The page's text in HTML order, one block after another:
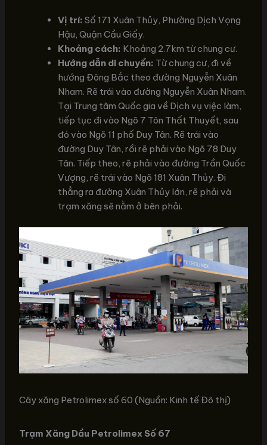
Vị trí: Số 171 Xuân Thủy, Phường Dịch Vọng
Hậu, Quận Cầu Giấy.
Khoảng cách: Khoảng 2.7km từ chung cư.
Hướng dẫn di chuyển: Từ chung cư, đi về
hướng Đông Bắc theo đường Nguyễn Xuân
Nham. Rẽ trái vào đường Nguyễn Xuân Nham.
Tại Trung tâm Quốc gia về Dịch vụ việc làm,
tiếp tục đi vào Ngõ 7 Tôn Thất Thuyết, sau
đó vào Ngõ 11 phố Duy Tân. Rẽ trái vào
đường Duy Tân, rồi rẽ phải vào Ngõ 78 Duy
Tân. Tiếp theo, rẽ phải vào đường Trần Quốc
Vượng, rẽ trái vào Ngõ 181 Xuân Thủy. Đi
thẳng ra đường Xuân Thủy lớn, rẽ phải và
trạm xăng sẽ nằm ở bên phải.
Cây xăng Petrolimex số 60 (Nguồn: Kinh tế Đô thị)
Trạm Xăng Dầu Petrolimex Số 67